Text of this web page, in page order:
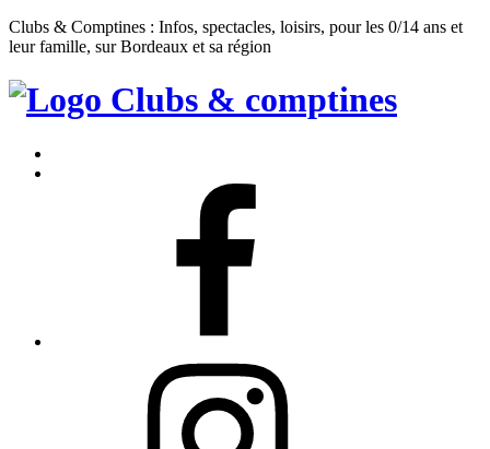
Clubs & Comptines : Infos, spectacles, loisirs, pour les 0/14 ans et
leur famille, sur Bordeaux et sa région
Clubs
Comptines